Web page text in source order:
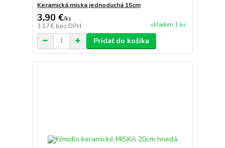
Keramická miska jednoduchá 15cm
3,90 €/ks
3,17 € bez DPH skladom 1 ks
Pridať do košíka